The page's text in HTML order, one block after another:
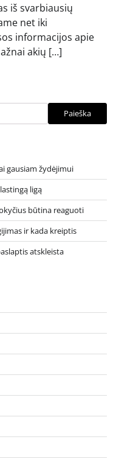
iš svarbiausių
net iki
informacijos apie
akių […]
Paieška
gausiam žydėjimui
ligą
būtina reaguoti
ir kada kreiptis
atskleista